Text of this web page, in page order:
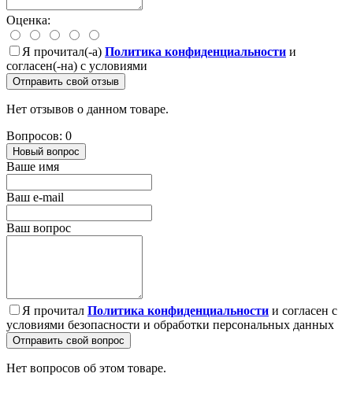
Оценка:
Я прочитал(-а) Политика конфиденциальности и
согласен(-на) с условиями
Отправить свой отзыв
Нет отзывов о данном товаре.
Вопросов: 0
Новый вопрос
Ваше имя
Ваш e-mail
Ваш вопрос
Я прочитал Политика конфиденциальности и согласен с
условиями безопасности и обработки персональных данных
Отправить свой вопрос
Нет вопросов об этом товаре.